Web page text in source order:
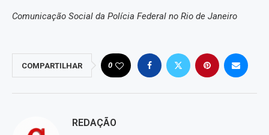
Comunicação Social da Polícia Federal no Rio de Janeiro
COMPARTILHAR 0
REDAÇÃO